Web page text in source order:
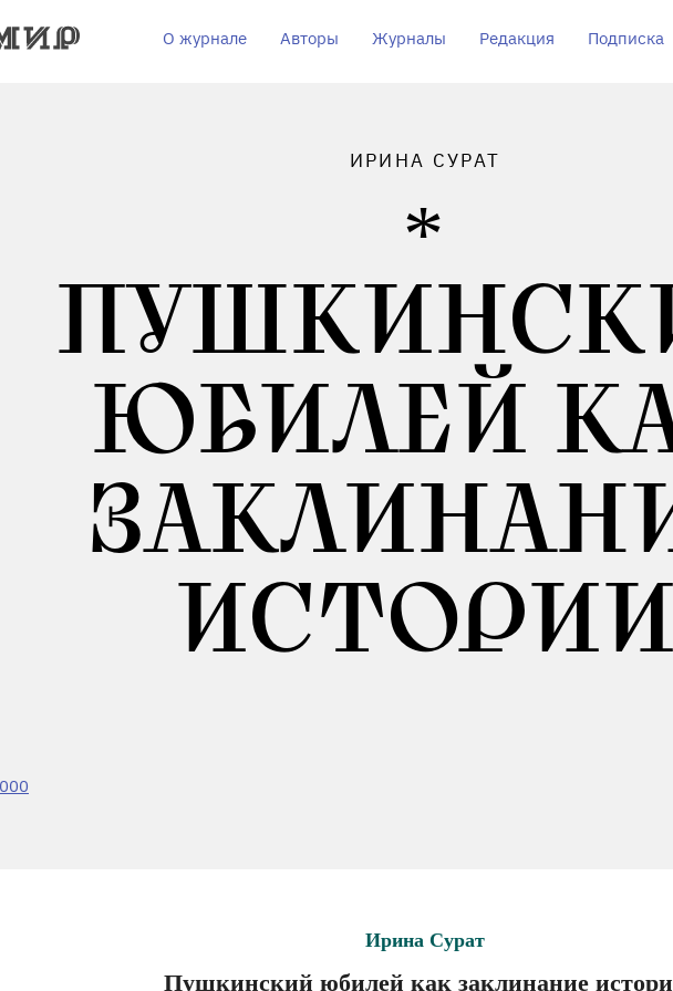
О журнале Авторы Журналы Редакция Подписка
ИРИНА СУРАТ
ЮБИЛЕЙ
ИСТОРИИ
Ирина Сурат
Пушкинский юбилей как заклинание